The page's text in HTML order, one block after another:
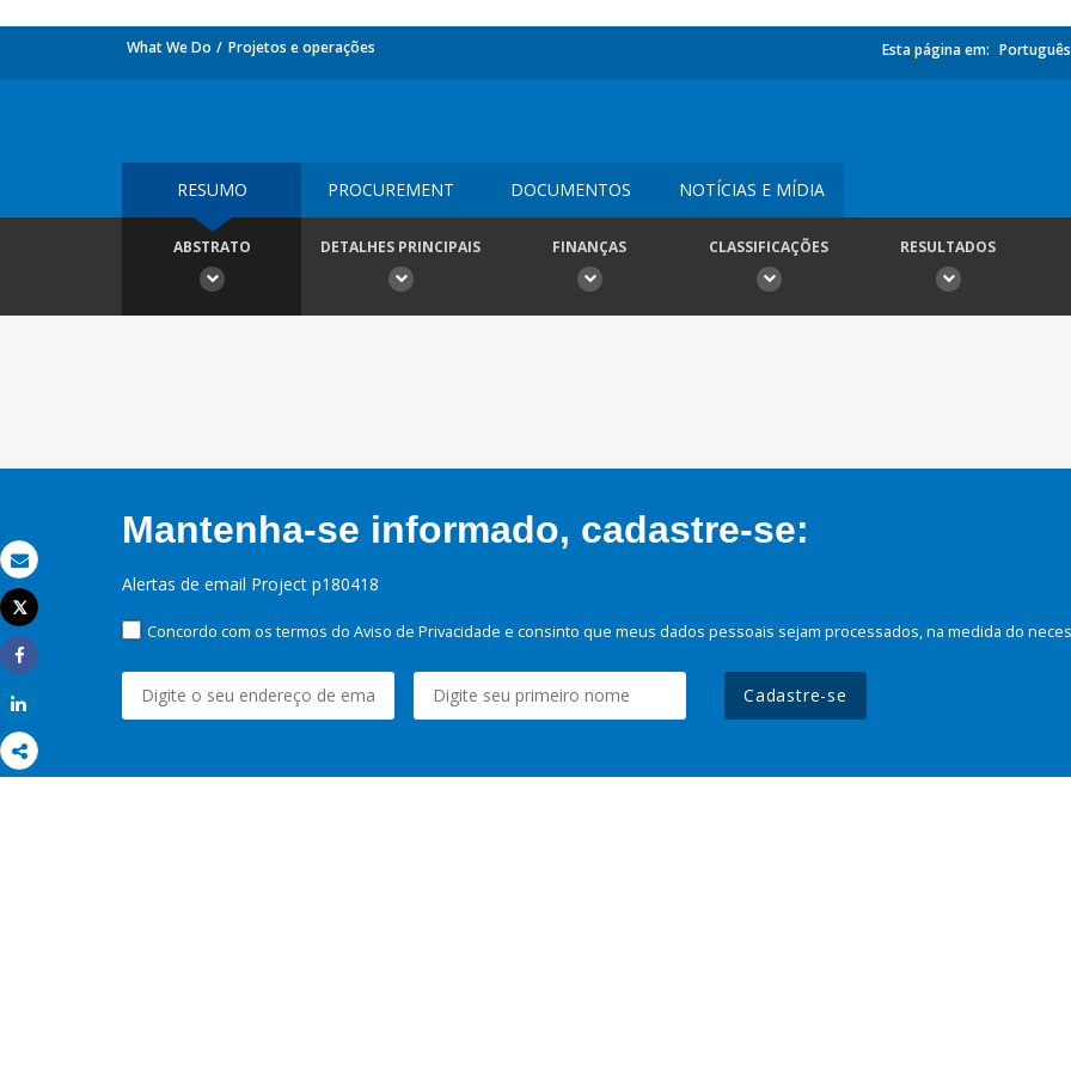
Email
Imprimir
Tweet
Share
What We Do Projetos e operações Esta página em: Português
RESUMO PROCUREMENT DOCUMENTOS NOTÍCIAS E MÍDIA
ABSTRATO DETALHES PRINCIPAIS FINANÇAS CLASSIFICAÇÕES RESULTADOS
Mantenha-se informado, cadastre-se:
Alertas de email Project p180418
Concordo com os termos do Aviso de Privacidade e consinto que meus dados pessoais sejam processados, na medida do
Cadastre-se